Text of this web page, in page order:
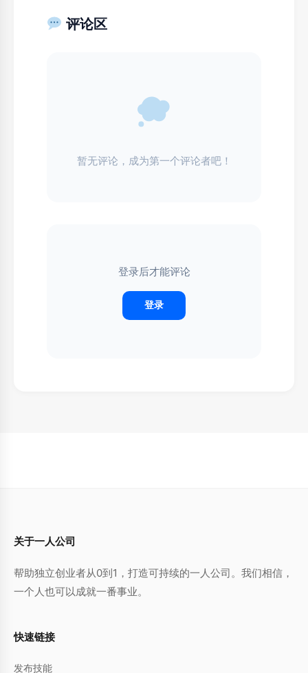
评论区
暂无评论，成为第一个评论者吧！
登录后才能评论
登录
关于一人公司
帮助独立创业者从0到1，打造可持续的一人公司。我们相信，
一个人也可以成就一番事业。
快速链接
发布技能